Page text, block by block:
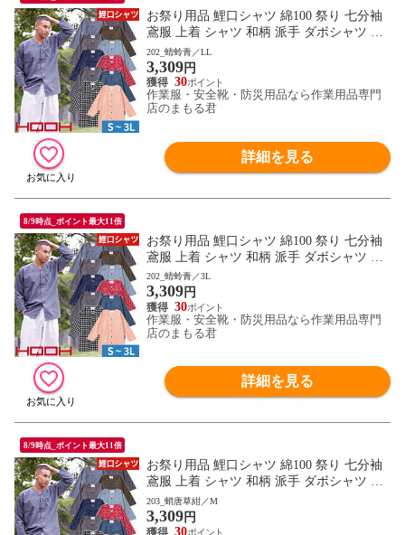
お祭り用品 鯉口シャツ 綿100 祭り 七分袖
鳶服 上着 シャツ 和柄 派手 ダボシャツ 村
上被服 鳳皇 HOOH お祭り 夏祭り 花火大会
衣装 大人 男 縁日 出店 おみこし 祭り 職人
神和風 柄 華やか かっこいい おしゃれ 570
0 作業服 通年 大きいサイズ
202_蜻蛉青／LL
3,309円
30
作業服・安全靴・防災用品なら作業用品専門
店のまもる君
詳細を見る
8/9時点_ポイント最大11倍
お祭り用品 鯉口シャツ 綿100 祭り 七分袖
鳶服 上着 シャツ 和柄 派手 ダボシャツ 村
上被服 鳳皇 HOOH お祭り 夏祭り 花火大会
衣装 大人 男 縁日 出店 おみこし 祭り 職人
神和風 柄 華やか かっこいい おしゃれ 570
0 作業服 通年 大きいサイズ
202_蜻蛉青／3L
3,309円
30
作業服・安全靴・防災用品なら作業用品専門
店のまもる君
詳細を見る
8/9時点_ポイント最大11倍
お祭り用品 鯉口シャツ 綿100 祭り 七分袖
鳶服 上着 シャツ 和柄 派手 ダボシャツ 村
上被服 鳳皇 HOOH お祭り 夏祭り 花火大会
衣装 大人 男 縁日 出店 おみこし 祭り 職人
神和風 柄 華やか かっこいい おしゃれ 570
203_蛸唐草紺／M
3,309円
30